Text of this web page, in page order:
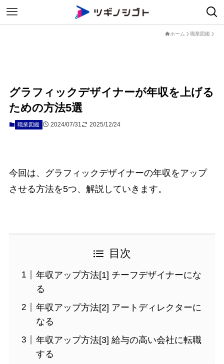
ホーム 職業図鑑
グラフィックデザイナーが年収を上げる
ための方法5選
職業図鑑 2024/07/31 2025/12/24
今回は、グラフィックデザイナーの年収をアップ
させる方法を5つ、解説していきます。
目次
年収アップ方法[1] チーフデザイナーにな
る
年収アップ方法[2] アートディレクターに
なる
年収アップ方法[3] 給与の高い会社に転職
する